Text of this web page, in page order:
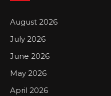
August 2026
July 2026
June 2026
May 2026
April 2026